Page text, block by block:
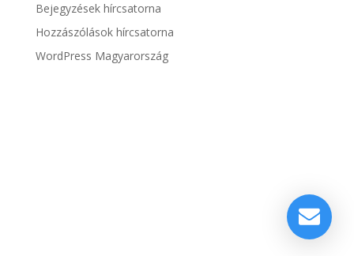
Bejegyzések hírcsatorna
Hozzászólások hírcsatorna
WordPress Magyarország